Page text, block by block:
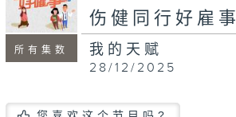
所有集数
伤健同行好雇事
我的天赋
28/12/2025